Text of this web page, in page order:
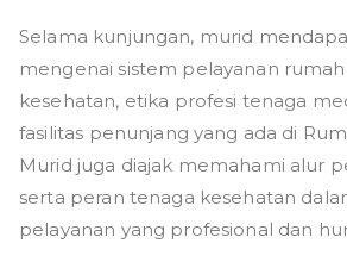
Selama kunjungan, murid
mengenai sistem pelayanan
kesehatan, etika profesi tenaga
fasilitas penunjang yang ada di
Murid juga diajak memahami alur
serta peran tenaga kesehatan
pelayanan yang profesional dan